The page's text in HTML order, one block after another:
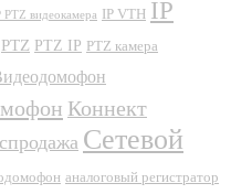
PTZ видеокамера IP VTH IP
PTZ PTZ IP PTZ камера
Коннект
Сетевой
аналоговый регистратор